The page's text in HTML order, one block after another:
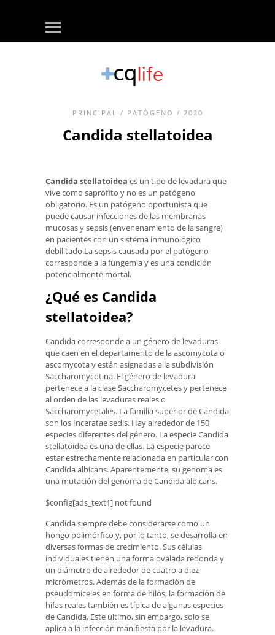
PRINCIPAL / PATÓGENO / 2020
Candida stellatoidea
Candida stellatoidea es un tipo de levadura que
vive como saprófito y no es un patógeno
obligatorio. Es un patógeno oportunista que
puede causar infecciones de las membranas
mucosas y sepsis (envenenamiento de la sangre)
en pacientes con un sistema inmunológico
debilitado.La sepsis causada por el patógeno
corresponde a la fungemia y es una condición
potencialmente mortal.
¿Qué es Candida
stellatoidea?
Candida corresponde a un género de levaduras
que caen en el departamento de la ascomycota o
ascomycota y están asignadas a la subdivisión
Saccharomycotina. El género de levadura
pertenece a la clase Saccharomycetes y pertenece
al orden de las levaduras reales o
Saccharomycetales. La familia superior de Candida
son los Inceratae sedis. Hay alrededor de 150
especies diferentes del género. La especie Candida
stellatoidea es una de ellas. La especie parece
estar estrechamente relacionada en particular con
Candida albicans. Aparentemente, su genoma es
una mutación del genoma de Candida albicans.
$config[ads_text1] not found
Candida siempre debe considerarse como un
hongo polimórfico y, por lo tanto, se desarrolla en
diversas formas de crecimiento. Sus células
individuales tienen una forma ovalada redonda y
un diámetro de alrededor de cuatro a diez
micrómetros. Además de la formación de
pseudomiceles en forma de hilos, la formación de
hifas reales también es típica de algunas especies
de Candida. Este último, sin embargo, solo se
aplica a la infección manifiesta por la levadura.